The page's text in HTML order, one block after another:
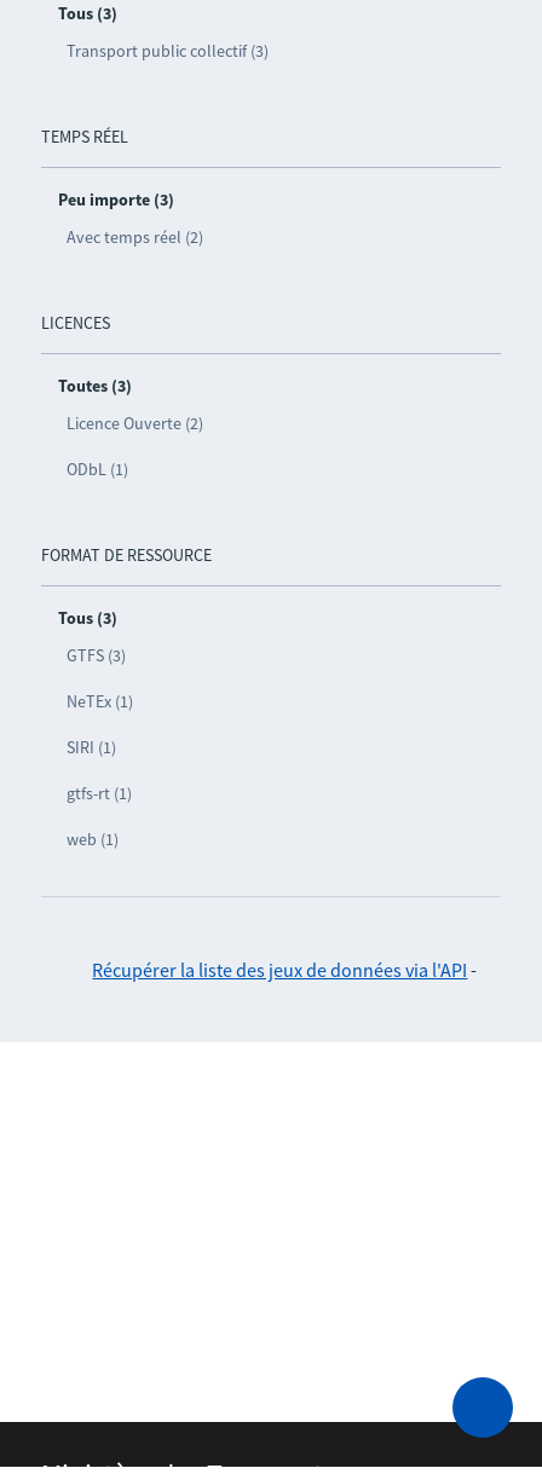
Tous (3)
Transport public collectif (3)
TEMPS RÉEL
Peu importe (3)
Avec temps réel (2)
LICENCES
Toutes (3)
Licence Ouverte (2)
ODbL (1)
FORMAT DE RESSOURCE
Tous (3)
GTFS (3)
NeTEx (1)
SIRI (1)
gtfs-rt (1)
web (1)
Récupérer la liste des jeux de données via l'API -